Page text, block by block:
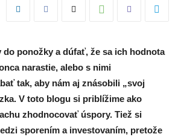
ponožky a dúfať, že sa ich hodnota
narastie, alebo s nimi
tak, aby nám aj znásobili „svoj
V toto blogu si priblížime ako
zhodnocovať úspory. Tiež si
sporením a investovaním, pretože